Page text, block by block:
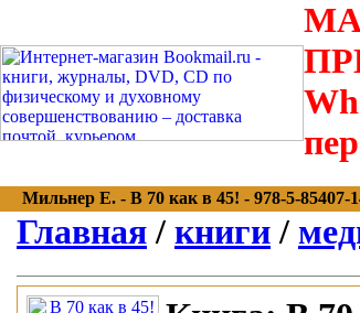
Мильнер Е. - В 70 как в 45! - 978-5-85407-
Главная / книги /